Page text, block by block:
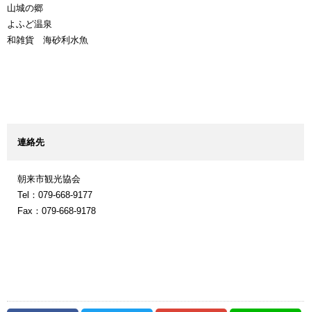
山城の郷
よふど温泉
和雑貨 海砂利水魚
連絡先
朝来市観光協会
Tel：079-668-9177
Fax：079-668-9178